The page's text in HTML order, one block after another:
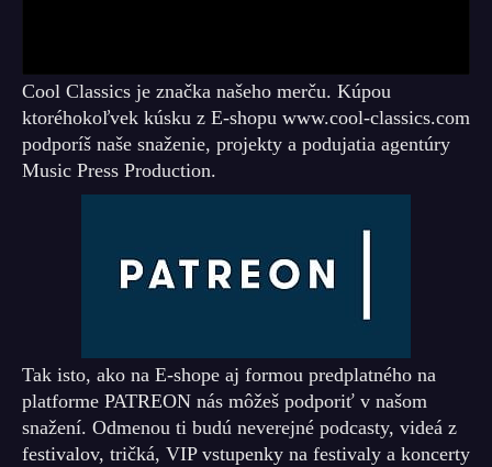
Cool Classics je značka našeho merču. Kúpou
ktoréhokoľvek kúsku z E-shopu www.cool-classics.com
podporíš naše snaženie, projekty a podujatia agentúry
Music Press Production.
Tak isto, ako na E-shope aj formou predplatného na
platforme PATREON nás môžeš podporiť v našom
snažení. Odmenou ti budú neverejné podcasty, videá z
festivalov, tričká, VIP vstupenky na festivaly a koncerty